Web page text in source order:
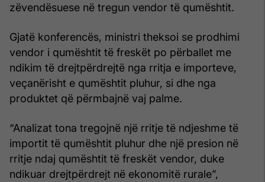
zëvendësuese në tregun vendor të qumështit.
Gjatë konferencës, ministri theksoi se prodhimi
vendor i qumështit të freskët po përballet me
ndikim të drejtpërdrejtë nga rritja e importeve,
veçanërisht e qumështit pluhur, si dhe nga
produktet që përmbajnë vaj palme.
“Analizat tona tregojnë një rritje të ndjeshme të
importit të qumështit pluhur dhe një presion në
rritje ndaj qumështit të freskët vendor, duke
ndikuar drejtpërdrejt në ekonomitë rurale”,